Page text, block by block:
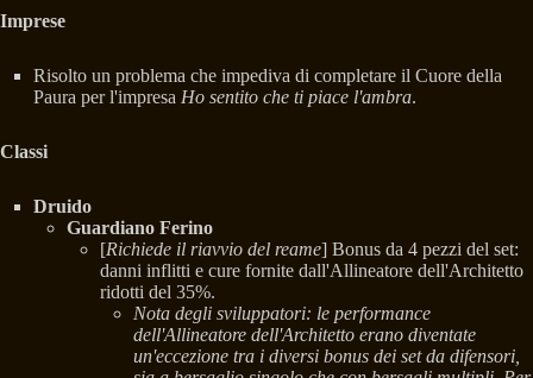
Imprese
Risolto un problema che impediva di completare il Cuore della
Paura per l'impresa Ho sentito che ti piace l'ambra.
Classi
Druido
Guardiano Ferino
[Richiede il riavvio del reame] Bonus da 4 pezzi del set:
danni inflitti e cure fornite dall'Allineatore dell'Architetto
ridotti del 35%.
Nota degli sviluppatori: le performance
dell'Allineatore dell'Architetto erano diventate
un'eccezione tra i diversi bonus dei set da difensori,